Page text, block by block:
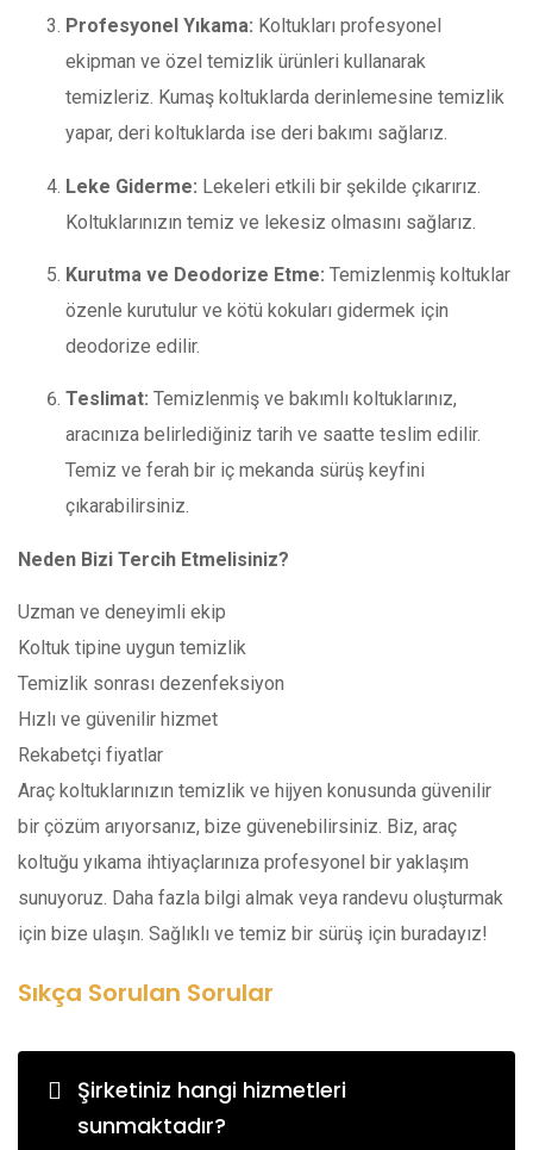
Profesyonel Yıkama: Koltukları profesyonel
ekipman ve özel temizlik ürünleri kullanarak
temizleriz. Kumaş koltuklarda derinlemesine temizlik
yapar, deri koltuklarda ise deri bakımı sağlarız.
Leke Giderme: Lekeleri etkili bir şekilde çıkarırız.
Koltuklarınızın temiz ve lekesiz olmasını sağlarız.
Kurutma ve Deodorize Etme: Temizlenmiş koltuklar
özenle kurutulur ve kötü kokuları gidermek için
deodorize edilir.
Teslimat: Temizlenmiş ve bakımlı koltuklarınız,
aracınıza belirlediğiniz tarih ve saatte teslim edilir.
Temiz ve ferah bir iç mekanda sürüş keyfini
çıkarabilirsiniz.
Neden Bizi Tercih Etmelisiniz?
Uzman ve deneyimli ekip
Koltuk tipine uygun temizlik
Temizlik sonrası dezenfeksiyon
Hızlı ve güvenilir hizmet
Rekabetçi fiyatlar
Araç koltuklarınızın temizlik ve hijyen konusunda güvenilir
bir çözüm arıyorsanız, bize güvenebilirsiniz. Biz, araç
koltuğu yıkama ihtiyaçlarınıza profesyonel bir yaklaşım
sunuyoruz. Daha fazla bilgi almak veya randevu oluşturmak
için bize ulaşın. Sağlıklı ve temiz bir sürüş için buradayız!
Sıkça Sorulan Sorular
Şirketiniz hangi hizmetleri
sunmaktadır?